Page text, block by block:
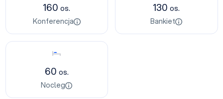
160os.
Konferencja
130os.
Bankiet
Nocleg
60 os.
Nocleg